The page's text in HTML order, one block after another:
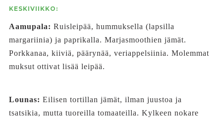
KESKIVIIKKO:
Aamupala: Ruisleipää, hummuksella (lapsilla
margariinia) ja paprikalla. Marjasmoothien jämät.
Porkkanaa, kiiviä, päärynää, veriappelsiinia. Molemmat
muksut ottivat lisää leipää.
Lounas: Eilisen tortillan jämät, ilman juustoa ja
tsatsikia, mutta tuoreilla tomaateilla. Kylkeen nokare